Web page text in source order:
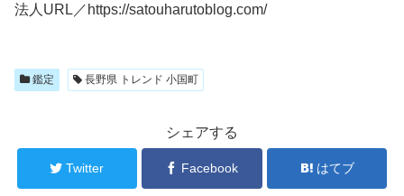
法人URL／https://satouharutoblog.com/
鑑定 長野県 トレンド 小国町
シェアする
Twitter Facebook はてブ